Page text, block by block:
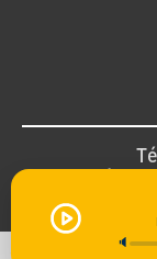
🔈
Política